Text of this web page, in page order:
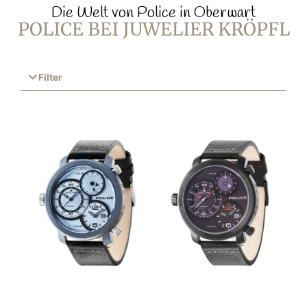
Die Welt von Police in Oberwart
POLICE BEI JUWELIER KRÖPFL
Filter